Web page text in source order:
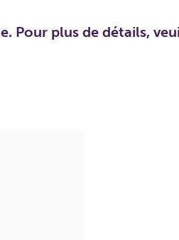
Pour plus de détails,